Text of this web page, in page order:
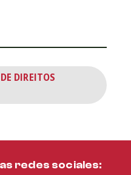
DIREITOS
redes sociales: